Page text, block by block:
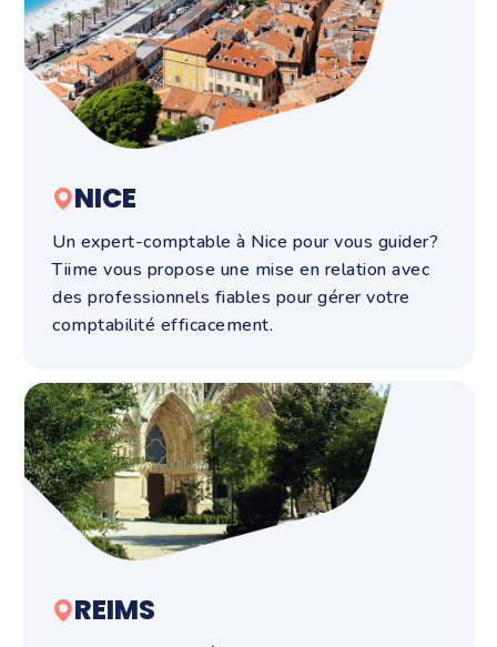
NICE
Un expert-comptable à Nice pour vous guider?
Tiime vous propose une mise en relation avec
des professionnels fiables pour gérer votre
comptabilité efficacement.
REIMS